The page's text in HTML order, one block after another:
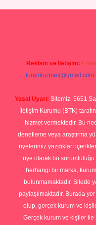
Reklam ve İletişim: E-
forumhizmeti@gmail.com
Yasal Uyarı: Sitemiz, 5651
İletişim Kurumu (BTK)
hizmet vermektedir. Bu
denetleme veya araştırma
üyelerimiz yazdıkları
üye olarak bu sorumluluğu
herhangi bir marka,
bulunmamaktadır. Sitede
paylaşılmaktadır. Burada
olup, gerçek kurum ve
Gerçek kurum ve kişiler